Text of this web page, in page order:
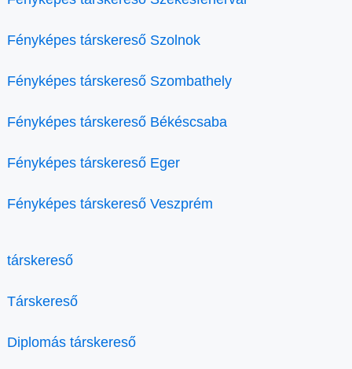
Fényképes társkereső Szolnok
Fényképes társkereső Szombathely
Fényképes társkereső Békéscsaba
Fényképes társkereső Eger
Fényképes társkereső Veszprém
társkereső
Társkereső
Diplomás társkereső